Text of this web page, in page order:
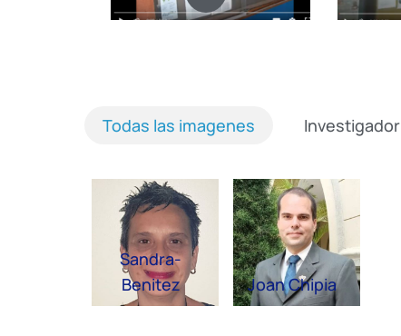
Todas las imagenes Investigador
Sandra-
Benitez
Joan Chipia